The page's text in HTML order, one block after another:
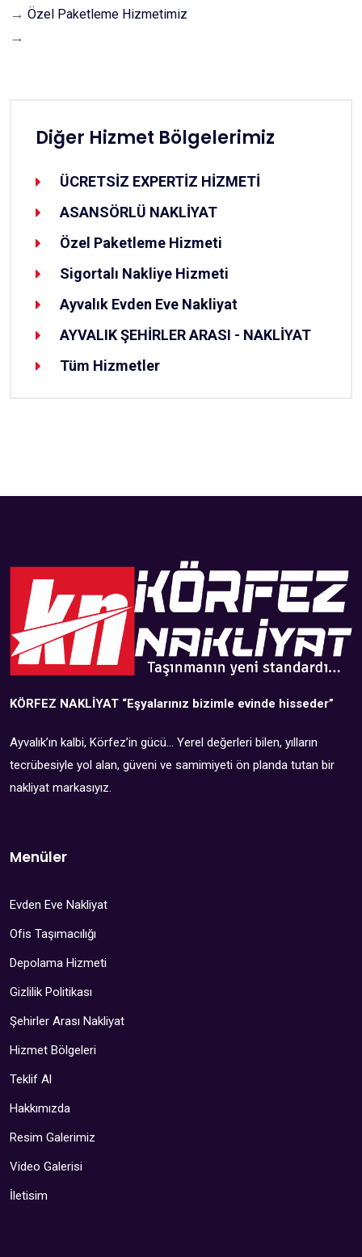
→ Özel Paketleme Hizmetimiz
→
Diğer Hizmet Bölgelerimiz
ÜCRETSİZ EXPERTİZ HİZMETİ
ASANSÖRLÜ NAKLİYAT
Özel Paketleme Hizmeti
Sigortalı Nakliye Hizmeti
Ayvalık Evden Eve Nakliyat
AYVALIK ŞEHİRLER ARASI - NAKLİYAT
Tüm Hizmetler
KÖRFEZ NAKLİYAT “Eşyalarınız bizimle evinde hisseder”
Ayvalık’ın kalbi, Körfez’in gücü… Yerel değerleri bilen, yılların
tecrübesiyle yol alan, güveni ve samimiyeti ön planda tutan bir
nakliyat markasıyız.
Menüler
Evden Eve Nakliyat
Ofis Taşımacılığı
Depolama Hizmeti
Gizlilik Politikası
Şehirler Arası Nakliyat
Hizmet Bölgeleri
Teklif Al
Hakkımızda
Resim Galerimiz
Video Galerisi
İletisim